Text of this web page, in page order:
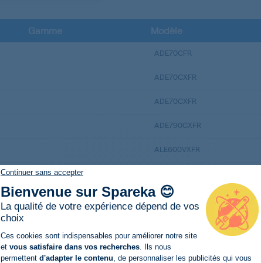
Continuer sans accepter
Bienvenue sur Spareka 😊
La qualité de votre expérience dépend de vos
choix
Plateforme de Gestion du
Ces cookies sont indispensables pour améliorer notre site
et vous satisfaire dans vos recherches. Ils nous
permettent d'adapter le contenu, de personnaliser les publicités qui vous
Gamme Modèle
ADE70CFR
ADE70CXFR
ADE70CXFR
ADE790CXFR
ALE600VXFR
ALE700CXFR
ALE70CXFR